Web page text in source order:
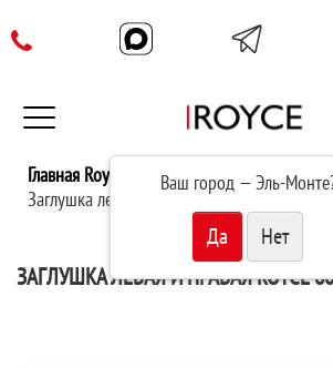
Ваш город —Эль-Монте
Главная Royce
Плинтус
Заглушка левая и правая (пара) Royce 80 мм
ЗАГЛУШКА ЛЕВАЯ И ПРАВАЯ ROYCE